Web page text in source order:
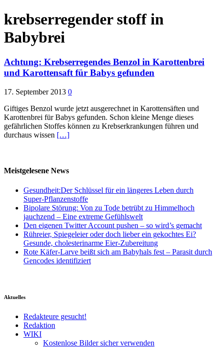
krebserregender stoff in
Babybrei
Achtung: Krebserregendes Benzol in Karottenbrei
und Karottensaft für Babys gefunden
17. September 2013 0
Giftiges Benzol wurde jetzt ausgerechnet in Karottensäften und
Karottenbrei für Babys gefunden. Schon kleine Menge dieses
gefährlichen Stoffes können zu Krebserkrankungen führen und
durchaus wissen […]
Meistgelesene News
Gesundheit:Der Schlüssel für ein längeres Leben durch
Super-Pflanzenstoffe
Bipolare Störung: Von zu Tode betrübt zu Himmelhoch
jauchzend – Eine extreme Gefühlswelt
Den eigenen Twitter Account pushen – so wird’s gemacht
Rühreier, Spiegeleier oder doch lieber ein gekochtes Ei?
Gesunde, cholesterinarme Eier-Zubereitung
Rote Käfer-Larve beißt sich am Babyhals fest – Parasit durch
Gencodes identifiziert
Aktuelles
Redakteure gesucht!
Redaktion
WIKI
Kostenlose Bilder sicher verwenden